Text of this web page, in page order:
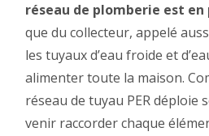
réseau de plomberie est en
que du collecteur, appelé
les tuyaux d’eau froide et
alimenter toute la maison.
réseau de tuyau PER déploie
venir raccorder chaque